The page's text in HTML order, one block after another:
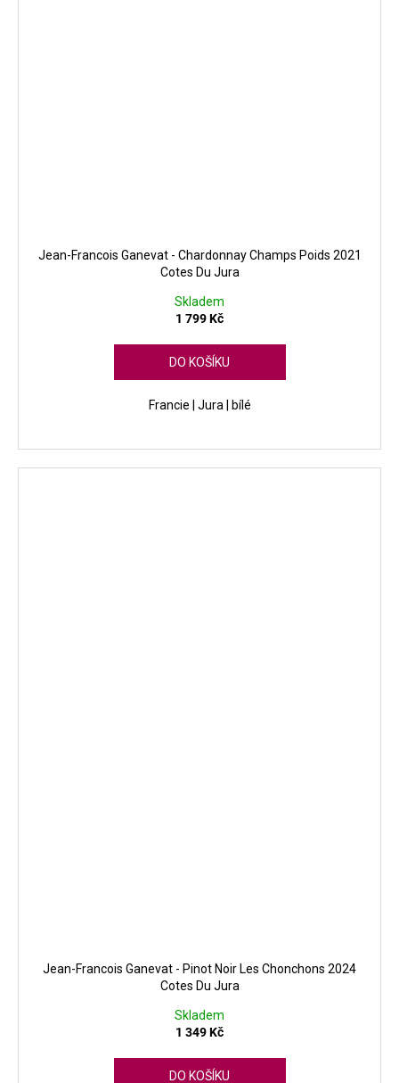
Jean-Francois Ganevat - Chardonnay Champs Poids 2021
Cotes Du Jura
Skladem
1 799 Kč
DO KOŠÍKU
Francie | Jura | bílé
Jean-Francois Ganevat - Pinot Noir Les Chonchons 2024
Cotes Du Jura
Skladem
1 349 Kč
DO KOŠÍKU